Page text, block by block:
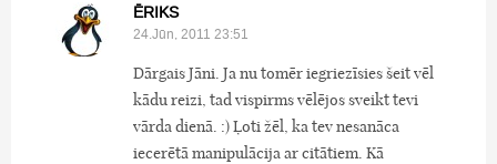
ĒRIKS
24.Jūn, 2011 23:51
Dārgais Jāni. Ja nu tomēr iegriezīsies šeit vēl
kādu reizi, tad vispirms vēlējos sveikt tevi
vārda dienā. :) Ļoti žēl, ka tev nesanāca
iecerētā manipulācija ar citātiem. Kā